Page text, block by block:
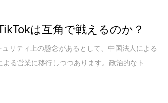
は互角で戦えるのか？
リティ上の懸念があるとして、中国法人による
る営業に移行しつつあります。政治的なト...